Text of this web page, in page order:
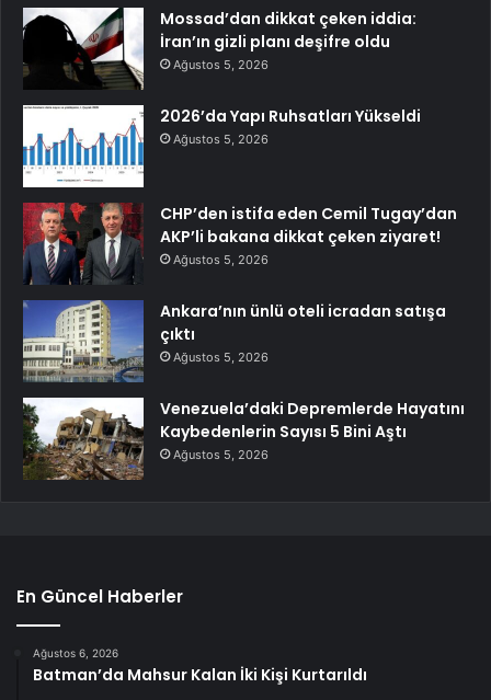
Mossad’dan dikkat çeken iddia:
İran’ın gizli planı deşifre oldu
Ağustos 5, 2026
2026’da Yapı Ruhsatları Yükseldi
Ağustos 5, 2026
CHP’den istifa eden Cemil Tugay’dan
AKP’li bakana dikkat çeken ziyaret!
Ağustos 5, 2026
Ankara’nın ünlü oteli icradan satışa
çıktı
Ağustos 5, 2026
Venezuela’daki Depremlerde Hayatını
Kaybedenlerin Sayısı 5 Bini Aştı
Ağustos 5, 2026
En Güncel Haberler
Ağustos 6, 2026
Batman’da Mahsur Kalan İki Kişi Kurtarıldı